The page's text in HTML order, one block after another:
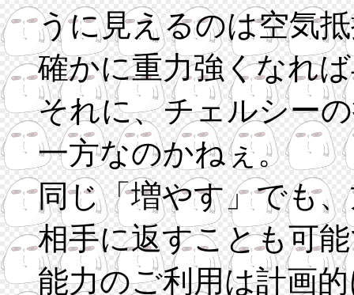
うに見えるのは空気
確かに重力強くなれ
それに、チェルシー
一方なのかねぇ。
同じ「増やす」でも
相手に返すことも可
能力のご利用は計画